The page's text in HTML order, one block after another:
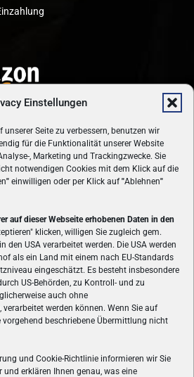
Einstellungen
Seite zu verbessern, benutzen wir
für die Funktionalität unserer Website
, Marketing und Trackingzwecke. Sie
notwendigen Cookies mit dem Klick auf die
" einwilligen oder per Klick auf"Ablehnen"
auf dieser Webseite erhobenen Daten in den
klicken, willigen Sie zugleich gem.
den USA verarbeitet werden. Die USA werden
als ein Land mit einem nach EU-Standards
eingeschätzt. Es besteht insbesondere
US-Behörden, zu Kontroll- und zu
auch ohne
werden können. Wenn Sie auf
vorgehend beschriebene Übermittlung nicht
und Cookie-Richtlinie informieren wir Sie
und erklären Ihnen genau, was eine
ÜBER UNS
Gamers.at ist das älteste Online-
und bringt täglich aktuelle News,
PC- und Konsolenspielen, Gaming-
aus der Welt des e-Sport's.